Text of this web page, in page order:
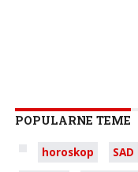
POPULARNE TEME
horoskop SAD